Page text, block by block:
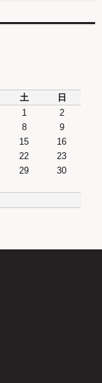
土 日
1
2
8
9
15
16
22
23
29
30